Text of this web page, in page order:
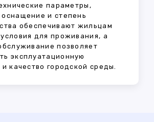
параметры,
и степень
обеспечивают жильцам
для проживания, а
позволяет
эксплуатационную
качество городской среды.